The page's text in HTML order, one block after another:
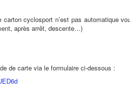
cyclosport n’est pas automatique
après arrêt, descente…)
de carte via le formulaire ci-dessous :